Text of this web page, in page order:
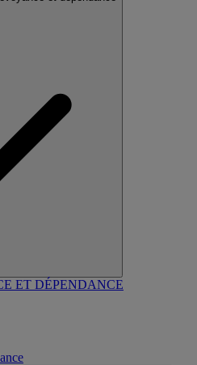
ET DÉPENDANCE